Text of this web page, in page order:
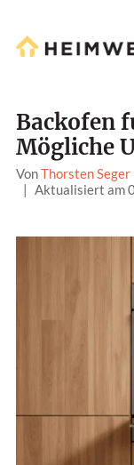
Backofen
Mögliche
VonThorsten Seger
| Aktualisiert am